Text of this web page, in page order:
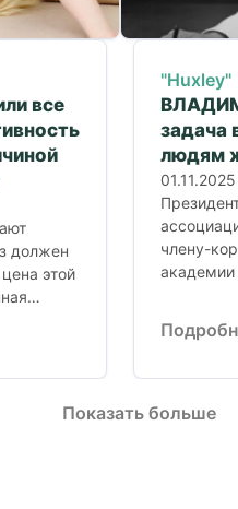
все
должен
этой
"Huxley"
задача
людям
01.11.2025
члену-
академии
Показать больше